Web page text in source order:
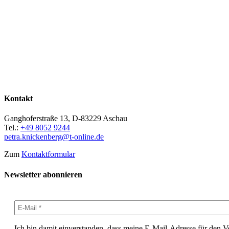
Kontakt
Ganghoferstraße 13, D-83229 Aschau
Tel.: +49 8052 9244
petra.knickenberg@t-online.de
Zum Kontaktformular
Newsletter abonnieren